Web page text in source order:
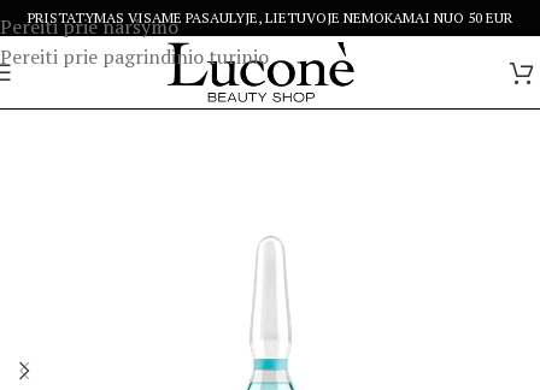
Pereiti prie naršymo
Pereiti prie pagrindinio turinio
PRISTATYMAS VISAME PASAULYJE, LIETUVOJE NEMOKAMAI NUO 50 EUR